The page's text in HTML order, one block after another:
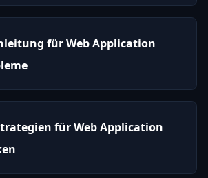
für Web Application
für Web Application